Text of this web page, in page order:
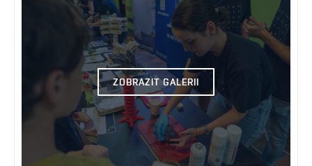
ZOBRAZIT GALERII